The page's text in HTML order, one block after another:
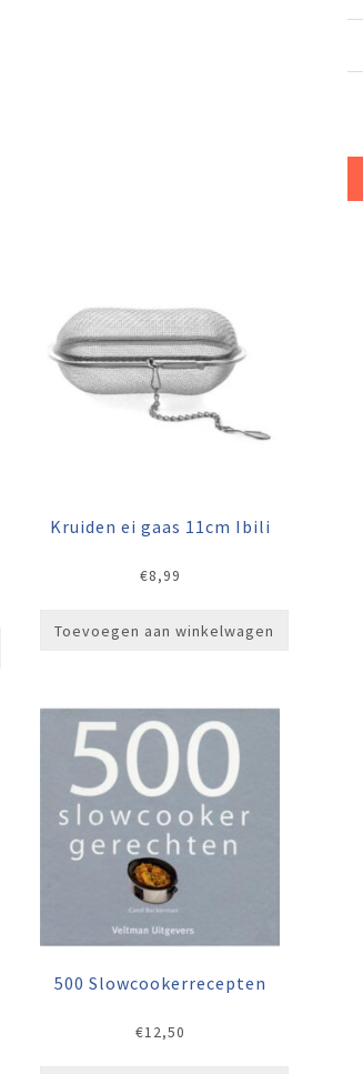
Kruiden ei gaas 11cm Ibili
€8,99
Toevoegen aan winkelwagen
500 Slowcookerrecepten
€12,50